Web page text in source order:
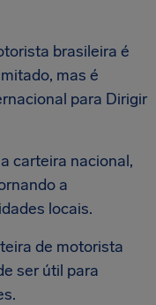
brasileira é
mas é
para Dirigir
carteira nacional,
a
locais.
de motorista
ser útil para